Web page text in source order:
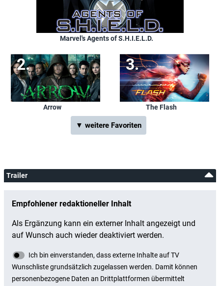
Marvel's Agents of S.H.I.E.L.D.
Arrow The Flash
▼ weitere Favoriten
Trailer